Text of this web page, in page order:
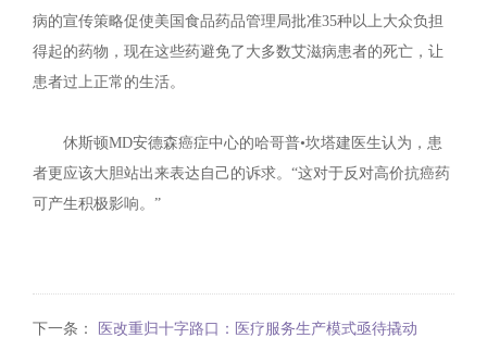
病的宣传策略促使美国食品药品管理局批准35种以上大众负担
得起的药物，现在这些药避免了大多数艾滋病患者的死亡，让
患者过上正常的生活。
休斯顿MD安德森癌症中心的哈哥普•坎塔建医生认为，患
者更应该大胆站出来表达自己的诉求。“这对于反对高价抗癌药
可产生积极影响。”
下一条：
医改重归十字路口：医疗服务生产模式亟待撬动